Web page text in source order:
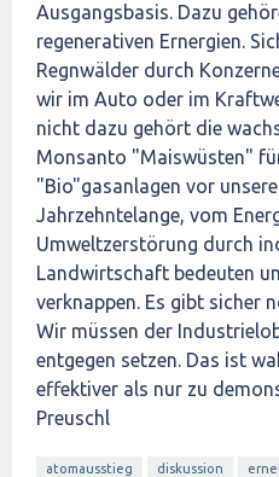
Ausgangsbasis. Dazu
regenerativen Ernergien.
Regnwälder durch
wir im Auto oder im
nicht dazu gehört die
Monsanto "Maiswüsten"
"Bio"gasanlagen vor
Jahrzehntelange, vom
Umweltzerstörung durch
Landwirtschaft bedeuten
verknappen. Es gibt sicher
Wir müssen der
entgegen setzen. Das ist
effektiver als nur zu
Preuschl
atomausstieg diskussion